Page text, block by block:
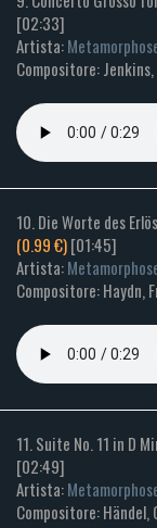
[02:33]
Artista:
Compositore:
10. Die Worte des
(0.99 €)[01:45]
Artista:
Compositore: Haydn,
11. Suite No. 11 in D
[02:49]
Artista:
Compositore: Händel,